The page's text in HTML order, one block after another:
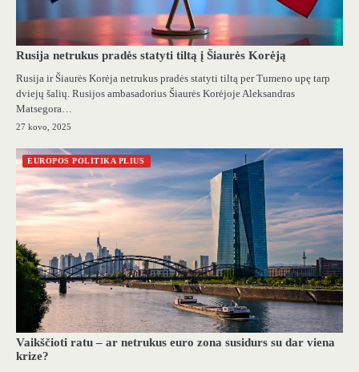
Rusija netrukus pradės statyti tiltą į Šiaurės Korėją
Rusija ir Šiaurės Korėja netrukus pradės statyti tiltą per Tumeno upę tarp
dviejų šalių. Rusijos ambasadorius Šiaurės Korėjoje Aleksandras
Matsegora…
27 kovo, 2025
EUROPOS POLITIKA PLIUS
Vaikščioti ratu – ar netrukus euro zona susidurs su dar viena
krize?